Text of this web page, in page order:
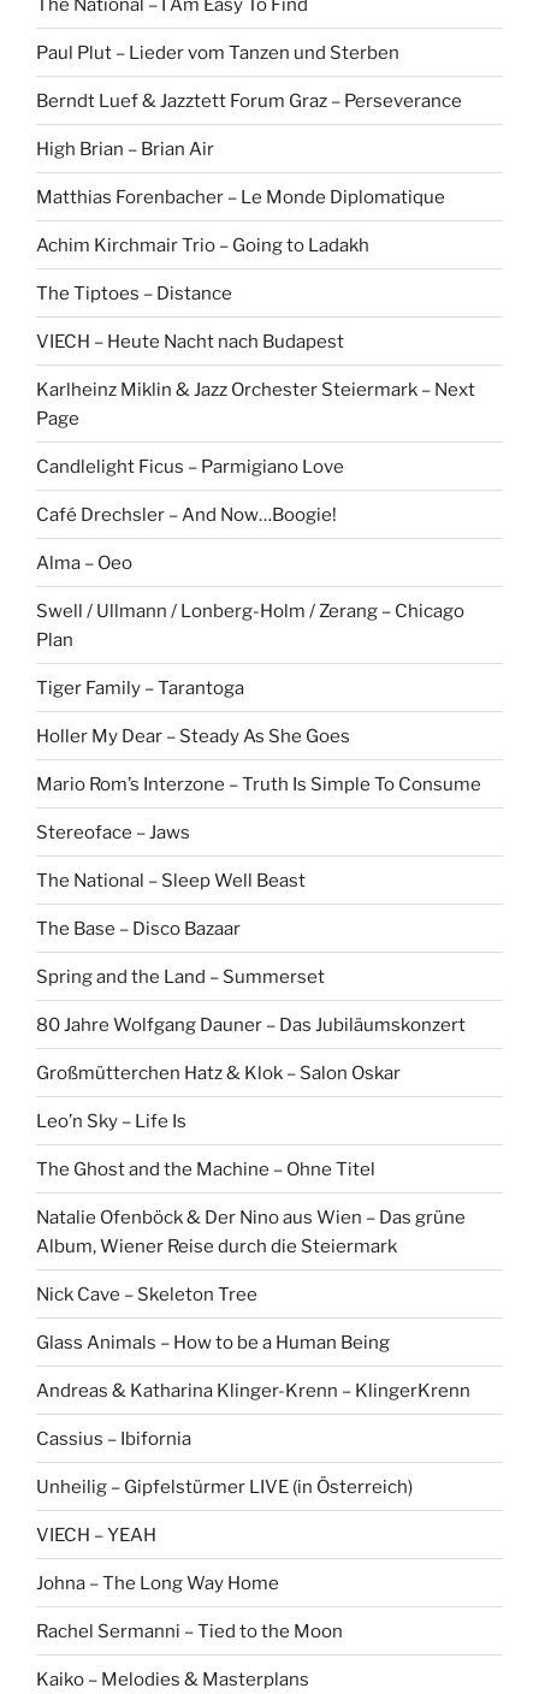
The National – I Am Easy To Find
Paul Plut – Lieder vom Tanzen und Sterben
Berndt Luef & Jazztett Forum Graz – Perseverance
High Brian – Brian Air
Matthias Forenbacher – Le Monde Diplomatique
Achim Kirchmair Trio – Going to Ladakh
The Tiptoes – Distance
VIECH – Heute Nacht nach Budapest
Karlheinz Miklin & Jazz Orchester Steiermark – Next
Page
Candlelight Ficus – Parmigiano Love
Café Drechsler – And Now…Boogie!
Alma – Oeo
Swell / Ullmann / Lonberg-Holm / Zerang – Chicago
Plan
Tiger Family – Tarantoga
Holler My Dear – Steady As She Goes
Mario Rom’s Interzone – Truth Is Simple To Consume
Stereoface – Jaws
The National – Sleep Well Beast
The Base – Disco Bazaar
Spring and the Land – Summerset
80 Jahre Wolfgang Dauner – Das Jubiläumskonzert
Großmütterchen Hatz & Klok – Salon Oskar
Leo’n Sky – Life Is
The Ghost and the Machine – Ohne Titel
Natalie Ofenböck & Der Nino aus Wien – Das grüne
Album, Wiener Reise durch die Steiermark
Nick Cave – Skeleton Tree
Glass Animals – How to be a Human Being
Andreas & Katharina Klinger-Krenn – KlingerKrenn
Cassius – Ibifornia
Unheilig – Gipfelstürmer LIVE (in Österreich)
VIECH – YEAH
Johna – The Long Way Home
Rachel Sermanni – Tied to the Moon
Kaiko – Melodies & Masterplans